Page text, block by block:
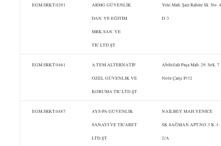
EGM.SRKT.0291 ARMG GÜVENLİK
DAN. VE EĞİTİM
MRK.SAN. VE
TİC.LTD.ŞT.
Yeni Mah. Şair Rahmi Sk. No: 4
D:3
EGM.SRKT.0461 A-TEM ALTERNATİF
ÖZEL GÜVENLİK VE
KORUMA TİC.LTD.ŞT.
Abdullah Paşa Mah. 29. Sok. 7
Nolu Çarşı P/32
EGM.SRKT.0487 AYS-PA GÜVENLİK
SANAYİ VE TİCARET
LTD.ŞT.
NAİLBEY MAH.YENİCE
SK.SAĞMAN APT.NO:3 K:1-
2/A